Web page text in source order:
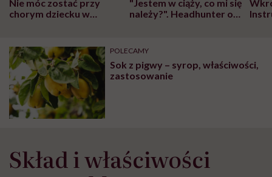
Nie móc zostać przy
chorym dziecku w
może chyba tylko
głupota i brak
wyobraźni"
"Jestem w ciąży, co mi się
należy?". Headhunter o
pracy
POLECAMY
Sok z pigwy – syrop, właściwości,
zastosowanie
Skład i właściwości